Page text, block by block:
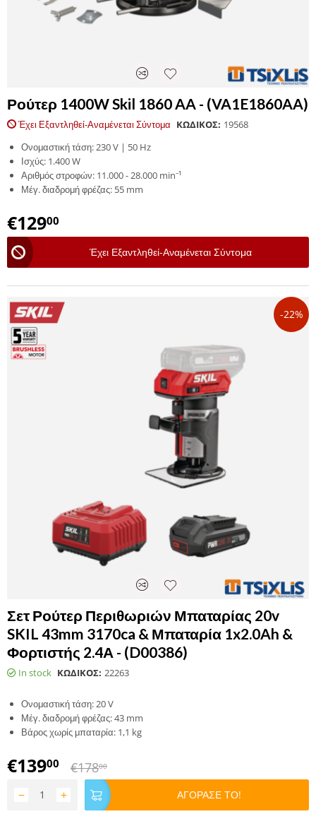
Ρούτερ 1400W Skil 1860 AA - (VA1E1860AA)
Έχει Εξαντληθεί-Αναμένεται Σύντομα ΚΩΔΙΚΟΣ: 19568
Ονομαστική τάση: 230 V | 50 Hz
Ισχύς: 1.400 W
Αριθμός στροφών: 11.000 - 28.000 min⁻¹
Μέγ. διαδρομή φρέζας: 55 mm
€12900
Έχει Εξαντληθεί-Αναμένεται Σύντομα
-22%
Σετ Ρούτερ Περιθωριών Μπαταρίας 20v
SKIL 43mm 3170ca & Μπαταρία 1x2.0Ah &
Φορτιστής 2.4Α - (D00386)
In stock ΚΩΔΙΚΟΣ: 22263
Ονομαστική τάση: 20 V
Μέγ. διαδρομή φρέζας: 43 mm
Βάρος χωρίς μπαταρία: 1,1 kg
€13900 €17800
+
− ΑΓΟΡΑΣΕ ΤΟ!